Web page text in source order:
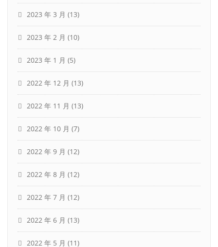
2023 年 3 月 (13)
2023 年 2 月 (10)
2023 年 1 月 (5)
2022 年 12 月 (13)
2022 年 11 月 (13)
2022 年 10 月 (7)
2022 年 9 月 (12)
2022 年 8 月 (12)
2022 年 7 月 (12)
2022 年 6 月 (13)
2022 年 5 月 (11)